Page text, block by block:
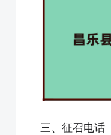
三、征召电话